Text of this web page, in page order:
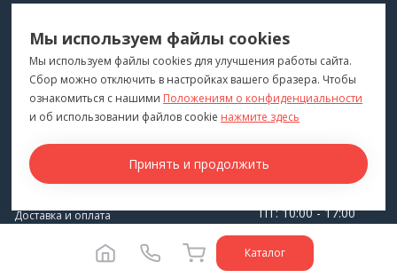
Каталог
ДЛЯ ВАС
"Медтехника для Вас"©2026
ПОКУПАТЕЛЯМ
Каталог
Бренды
Для оптовиков
Доставка и оплата
КОНТАКТЫ
г. Владивосток
ПТ: 10:00 - 17:00
СБ-ВС: Выходной
Мы используем файлы cookies
Мы используем файлы cookies для улучшения работы сайта.
Сбор можно отключить в настройках вашего бразера. Чтобы
ознакомиться с нашими Положениям о конфиденциальности
и об использовании файлов cookie нажмите здесь
Принять и продолжить